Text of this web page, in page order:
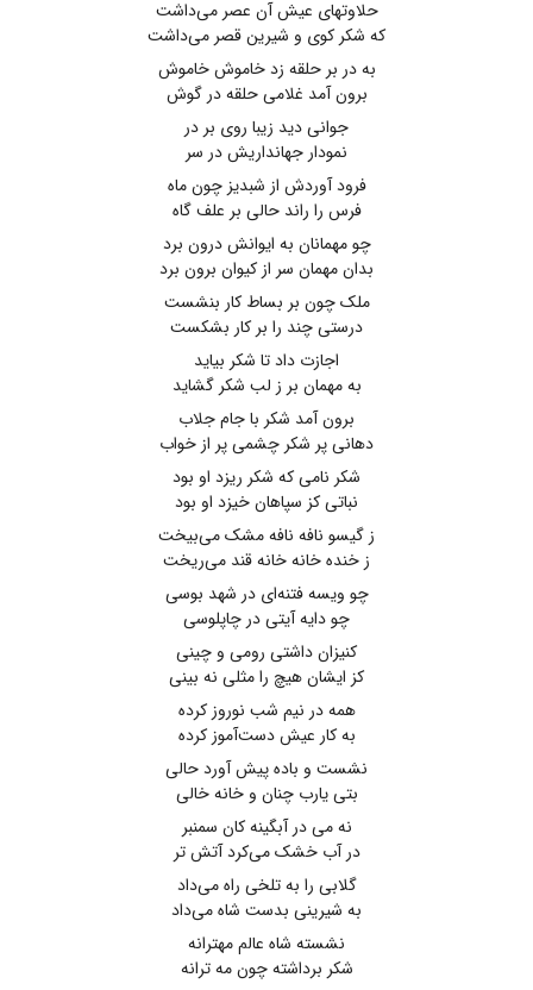
حلاوتهای عیش آن عصر می‌داشت
که شکر کوی و شیرین قصر می‌داشت
به در بر حلقه زد خاموش خاموش
برون آمد غلامی حلقه در گوش
جوانی دید زیبا روی بر در
نمودار جهانداریش در سر
فرود آوردش از شبدیز چون ماه
فرس را راند حالی بر علف گاه
چو مهمانان به ایوانش درون برد
بدان مهمان سر از کیوان برون برد
ملک چون بر بساط کار بنشست
درستی چند را بر کار بشکست
اجازت داد تا شکر بیاید
به مهمان بر ز لب شکر گشاید
برون آمد شکر با جام جلاب
دهانی پر شکر چشمی پر از خواب
شکر نامی که شکر ریزد او بود
نباتی کز سپاهان خیزد او بود
ز گیسو نافه نافه مشک می‌بیخت
ز خنده خانه خانه قند می‌ریخت
چو ویسه فتنه‌ای در شهد بوسی
چو دایه آیتی در چاپلوسی
کنیزان داشتی رومی و چینی
کز ایشان هیچ را مثلی نه بینی
همه در نیم شب نوروز کرده
به کار عیش دست‌آموز کرده
نشست و باده پیش آورد حالی
بتی یارب چنان و خانه خالی
نه می در آبگینه کان سمنبر
در آب خشک می‌کرد آتش تر
گلابی را به تلخی راه می‌داد
به شیرینی بدست شاه می‌داد
نشسته شاه عالم مهترانه
شکر برداشته چون مه ترانه